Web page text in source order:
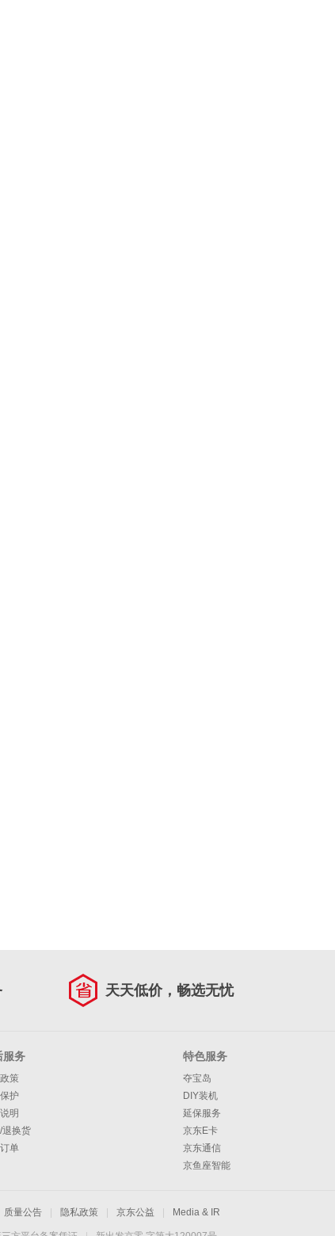
天天低价，畅选无忧
服务
策
护
明
退换货
单
特色服务
夺宝岛
DIY装机
延保服务
京东E卡
京东通信
京鱼座智能
质量公告 隐私政策 京东公益 Media & IR